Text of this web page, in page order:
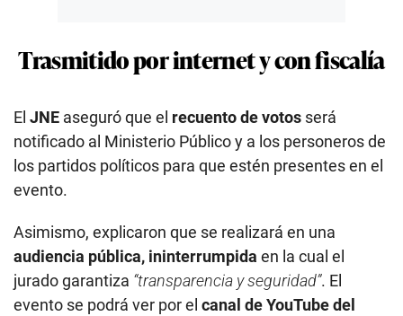
Trasmitido por internet y con fiscalía
El JNE aseguró que el recuento de votos será
notificado al Ministerio Público y a los personeros de
los partidos políticos para que estén presentes en el
evento.
Asimismo, explicaron que se realizará en una
audiencia pública, ininterrumpida en la cual el
jurado garantiza “transparencia y seguridad”. El
evento se podrá ver por el canal de YouTube del